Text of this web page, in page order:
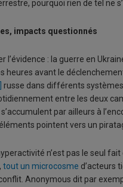
pourquoi rien de tel ne
impacts questionnés
l’évidence : la guerre en
heures avant le
russe dans différents
entre les deux
s’accumulent par ailleurs à
pointent vers un
n’est pas le seul
tout un microcosme d’acteurs
Anonymous dit par